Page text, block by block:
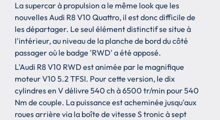
La supercar à propulsion a le même look que les
nouvelles Audi R8 V10 Quattro, il est donc difficile de
les départager. Le seul élément distinctif se situe à
l'intérieur, au niveau de la planche de bord du côté
passager où le badge 'RWD' a été apposé.
L'Audi R8 V10 RWD est animée par le magnifique
moteur V10 5.2 TFSI. Pour cette version, le dix
cylindres en V délivre 540 ch à 6500 tr/min pour 540
Nm de couple. La puissance est acheminée jusqu'aux
roues arrière via la boîte de vitesse S tronic à sept